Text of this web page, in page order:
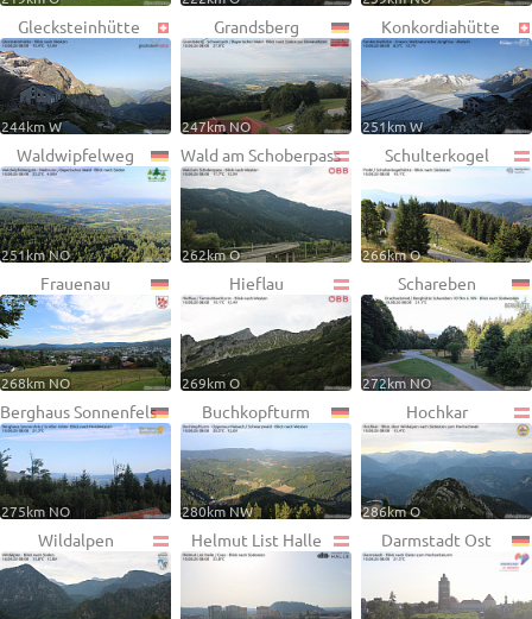
Glecksteinhütte
244km W
Grandsberg
247km NO
Konkordiahütte
251km W
Waldwipfelweg
251km NO
Wald am Schoberpass
262km O
Schulterkogel
266km O
Frauenau
268km NO
Hieflau
269km O
Schareben
272km NO
Berghaus Sonnenfels
275km NO
Buchkopfturm
280km NW
Hochkar
286km O
Wildalpen Helmut List Halle Darmstadt Ost